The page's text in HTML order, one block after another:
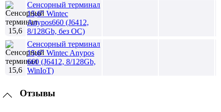
Сенсорный терминал
15,6" Wintec
Anypos660 (J6412,
8/128Gb, без ОС)
Сенсорный терминал
15,6" Wintec Anypos
660 (J6412, 8/128Gb,
WinIoT)
Отзывы